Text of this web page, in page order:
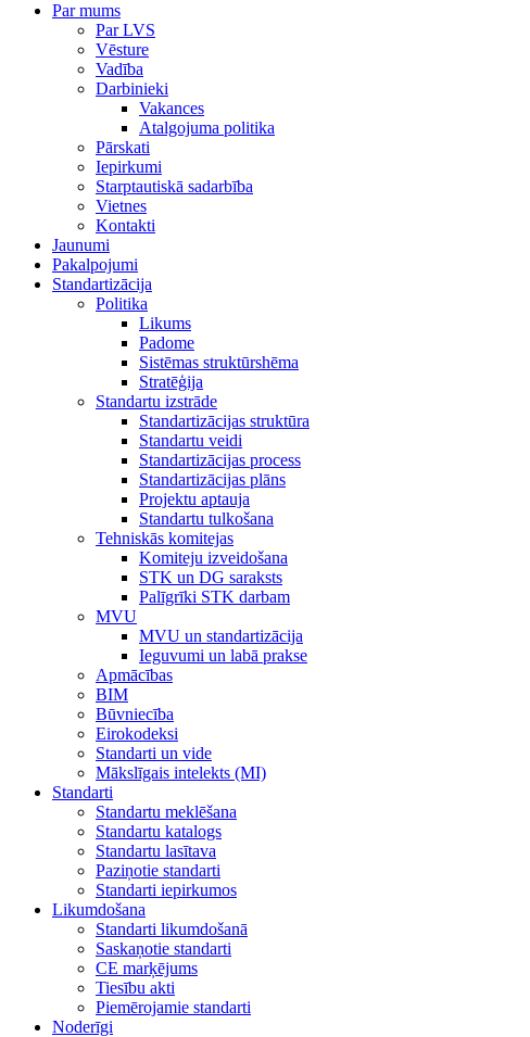
Par mums
Par LVS
Vēsture
Vadība
Darbinieki
Vakances
Atalgojuma politika
Pārskati
Iepirkumi
Starptautiskā sadarbība
Vietnes
Kontakti
Jaunumi
Pakalpojumi
Standartizācija
Politika
Likums
Padome
Sistēmas struktūrshēma
Stratēģija
Standartu izstrāde
Standartizācijas struktūra
Standartu veidi
Standartizācijas process
Standartizācijas plāns
Projektu aptauja
Standartu tulkošana
Tehniskās komitejas
Komiteju izveidošana
STK un DG saraksts
Palīgrīki STK darbam
MVU
MVU un standartizācija
Ieguvumi un labā prakse
Apmācības
BIM
Būvniecība
Eirokodeksi
Standarti un vide
Mākslīgais intelekts (MI)
Standarti
Standartu meklēšana
Standartu katalogs
Standartu lasītava
Paziņotie standarti
Standarti iepirkumos
Likumdošana
Standarti likumdošanā
Saskaņotie standarti
CE marķējums
Tiesību akti
Piemērojamie standarti
Noderīgi